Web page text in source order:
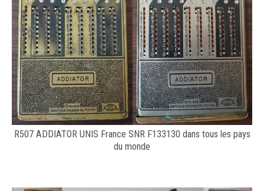
R507 ADDIATOR UNIS France SNR F133130 dans tous les pays
du monde